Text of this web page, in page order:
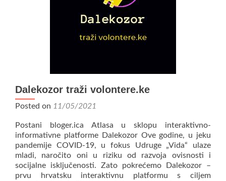
Dalekozor traži volontere.ke
Posted on 11/05/2021
Postani bloger.ica Atlasa u sklopu interaktivno-
informativne platforme Dalekozor Ove godine, u jeku
pandemije COVID-19, u fokus Udruge „Vida“ ulaze
mladi, naročito oni u riziku od razvoja ovisnosti i
socijalne isključenosti. Zato pokrećemo Dalekozor –
prvu hrvatsku interaktivnu platformu s ciljem